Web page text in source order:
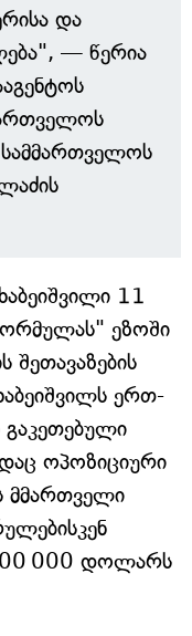
და
— წერია
11
ეზოში
შეთავაზების
ერთ-
ოპოზიციური
მმართველი
000 დოლარს